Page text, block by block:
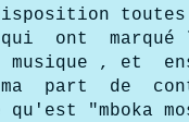
qui ont
, et
part de
"mboka